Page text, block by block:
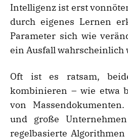
Intelligenz ist erst
durch eigenes Lernen
Parameter sich wie
ein Ausfall wahrscheinlich
Oft ist es ratsam,
kombinieren – wie etwa
von
und große
regelbasierte